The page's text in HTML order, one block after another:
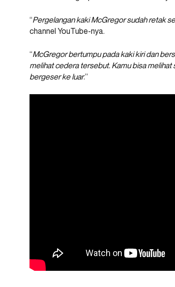
“Pergelangan kaki McGregor sudah retak
channel YouTube-nya.
“McGregor bertumpu pada kaki kiri dan
melihat cedera tersebut. Kamu bisa
bergeser ke luar.”